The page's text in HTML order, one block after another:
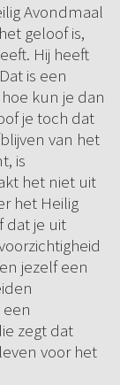
Avondmaal
geloof is,
Hij heeft
is een
kun je dan
je toch dat
van het
is
het niet uit
het Heilig
dat je uit
jezelf een
zegt dat
voor het